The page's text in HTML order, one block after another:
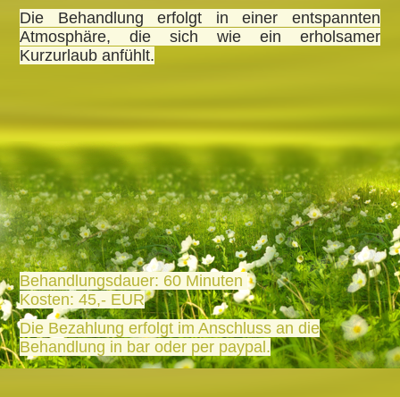
Die Behandlung erfolgt in einer entspannten
Atmosphäre, die sich wie ein erholsamer
Kurzurlaub anfühlt.
Behandlungsdauer: 60 Minuten
Kosten: 45,- EUR
Die Bezahlung erfolgt im Anschluss an die
Behandlung in bar oder per paypal.